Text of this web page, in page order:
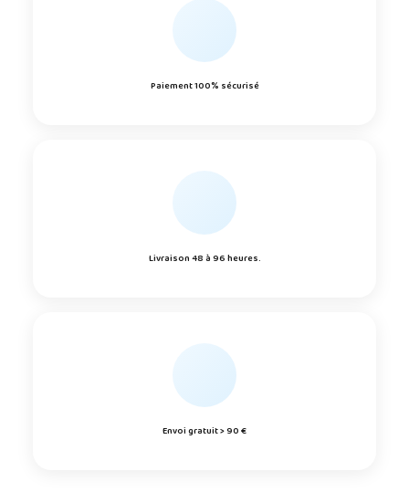
Paiement 100% sécurisé
Livraison 48 à 96 heures.
Envoi gratuit > 90 €